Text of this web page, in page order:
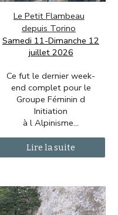
Le Petit Flambeau
depuis Torino
Samedi 11-Dimanche 12
juillet 2026
Ce fut le dernier week-
end complet pour le
Groupe Féminin d
Initiation
à l Alpinisme...
Lire la suite